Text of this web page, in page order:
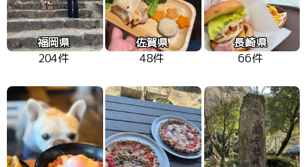
福岡県
204件
佐賀県
48件
長崎県
66件